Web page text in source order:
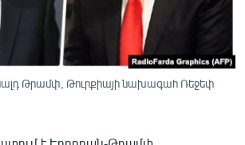
Թրամփ, Թուրքիայի նախագահ Ռեջեփ